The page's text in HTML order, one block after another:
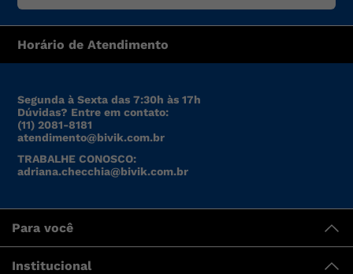
Horário de Atendimento
Segunda à Sexta das 7:30h às 17h
Dúvidas? Entre em contato:
(11) 2081-8181
atendimento@bivik.com.br
TRABALHE CONOSCO:
adriana.checchia@bivik.com.br
Para você
Institucional